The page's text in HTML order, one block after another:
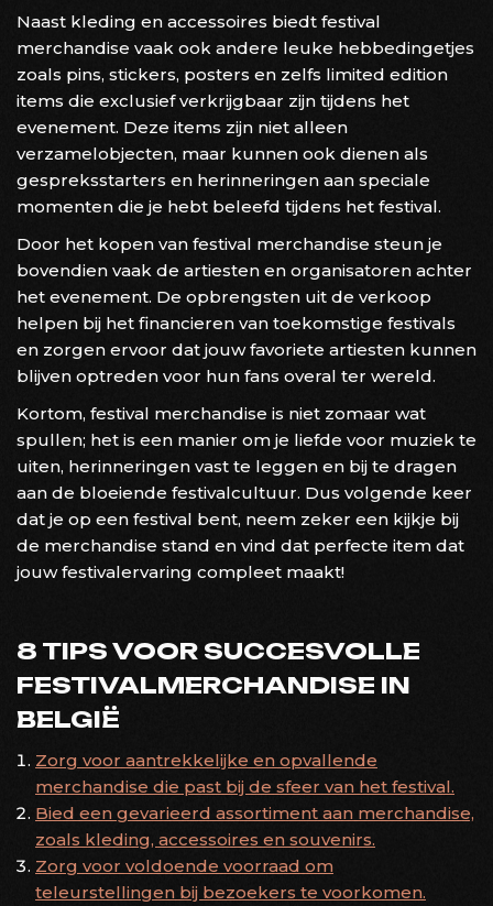
Naast kleding en accessoires biedt festival
merchandise vaak ook andere leuke hebbedingetjes
zoals pins, stickers, posters en zelfs limited edition
items die exclusief verkrijgbaar zijn tijdens het
evenement. Deze items zijn niet alleen
verzamelobjecten, maar kunnen ook dienen als
gespreksstarters en herinneringen aan speciale
momenten die je hebt beleefd tijdens het festival.
Door het kopen van festival merchandise steun je
bovendien vaak de artiesten en organisatoren achter
het evenement. De opbrengsten uit de verkoop
helpen bij het financieren van toekomstige festivals
en zorgen ervoor dat jouw favoriete artiesten kunnen
blijven optreden voor hun fans overal ter wereld.
Kortom, festival merchandise is niet zomaar wat
spullen; het is een manier om je liefde voor muziek te
uiten, herinneringen vast te leggen en bij te dragen
aan de bloeiende festivalcultuur. Dus volgende keer
dat je op een festival bent, neem zeker een kijkje bij
de merchandise stand en vind dat perfecte item dat
jouw festivalervaring compleet maakt!
8 TIPS VOOR SUCCESVOLLE
FESTIVALMERCHANDISE IN
BELGIË
Zorg voor aantrekkelijke en opvallende
merchandise die past bij de sfeer van het festival.
Bied een gevarieerd assortiment aan merchandise,
zoals kleding, accessoires en souvenirs.
Zorg voor voldoende voorraad om
teleurstellingen bij bezoekers te voorkomen.